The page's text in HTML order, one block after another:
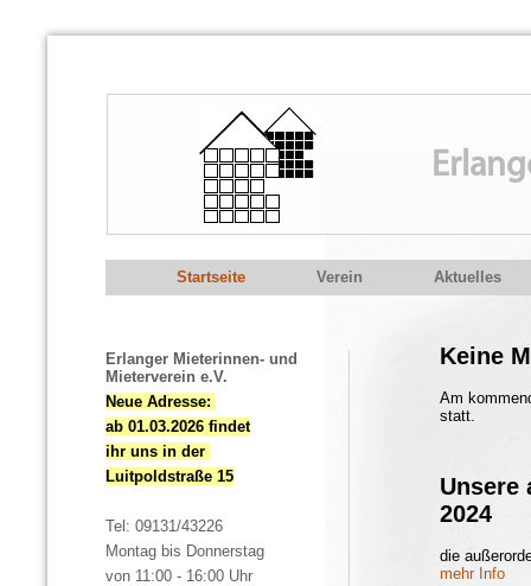
Startseite Verein Aktuelles
Erlanger Mieterinnen- und
Mieterverein e.V.
Neue Adresse:
ab 01.03.2026 findet
ihr uns in der
Luitpoldstraße 15
Tel: 09131/43226
Montag bis Donnerstag
von 11:00 - 16:00 Uhr
Keine
Am
statt.
Unsere
2024
die
mehr Info